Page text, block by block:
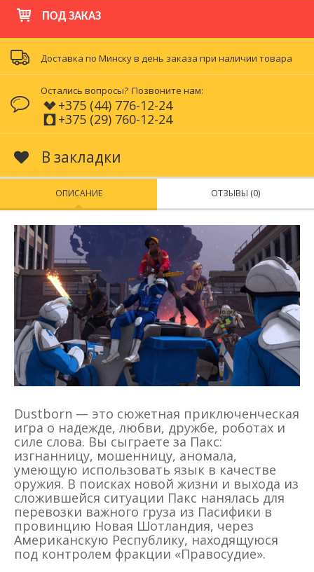
ПОД ЗАКАЗ
Доставка по Минску в день заказа при наличии товара
Остались вопросы? Позвоните нам:
+375 (44) 776-12-24
+375 (29) 760-12-24
В закладки
ОПИСАНИЕ ОТЗЫВЫ (0)
Dustborn — это сюжетная приключенческая
игра о надежде, любви, дружбе, роботах и
силе слова. Вы сыграете за Пакс:
изгнанницу, мошенницу, аномала,
умеющую использовать язык в качестве
оружия. В поисках новой жизни и выхода из
сложившейся ситуации Пакс нанялась для
перевозки важного груза из Пасифики в
провинцию Новая Шотландия, через
Американскую Республику, находящуюся
под контролем фракции «Правосудие».